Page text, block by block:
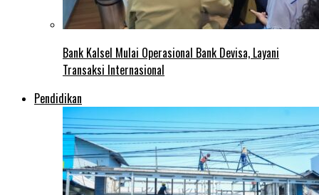
Bank Kalsel Mulai Operasional Bank Devisa, Layani
Transaksi Internasional
Pendidikan